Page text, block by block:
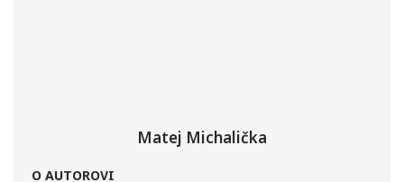
Matej Michalička
O AUTOROVI